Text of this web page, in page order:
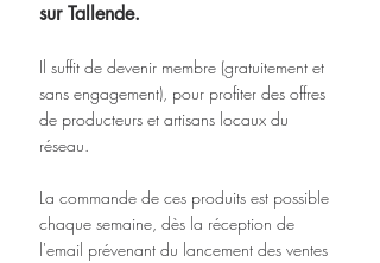
sur Tallende.
Il suffit de devenir membre (gratuitement et
sans engagement), pour profiter des offres
de producteurs et artisans locaux du
réseau.
La commande de ces produits est possible
chaque semaine, dès la réception de
l'email prévenant du lancement des ventes